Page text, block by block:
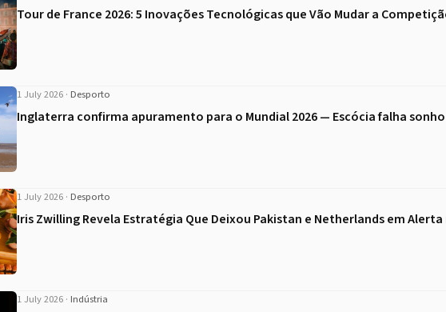
Tour de France 2026: 5 Inovações Tecnológicas que Vão Mudar a
1 July 2026 · Desporto
Inglaterra confirma apuramento para o Mundial 2026 — Escócia falha
1 July 2026 · Desporto
Iris Zwilling Revela Estratégia Que Deixou Pakistan e Netherlands em Alerta
1 July 2026 · Indústria